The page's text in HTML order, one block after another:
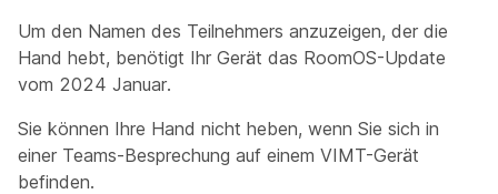
Um den Namen des Teilnehmers anzuzeigen, der die
Hand hebt, benötigt Ihr Gerät das RoomOS-Update
vom 2024 Januar.
Sie können Ihre Hand nicht heben, wenn Sie sich in
einer Teams-Besprechung auf einem VIMT-Gerät
befinden.